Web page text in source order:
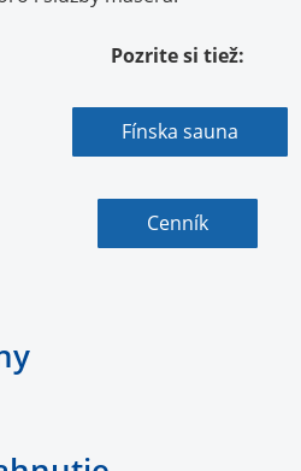
Pozrite si tiež:
Fínska sauna
Cenník